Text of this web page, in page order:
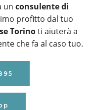
un consulente di
profitto dal tuo
Torinoti aiuterà a
che fa al caso tuo.